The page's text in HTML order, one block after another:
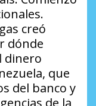
creó
dónde
dinero
que
del banco y